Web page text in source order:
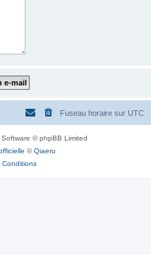
Fuseau horaire sur UTC
© phpBB Limited
©Qiaeru
Conditions